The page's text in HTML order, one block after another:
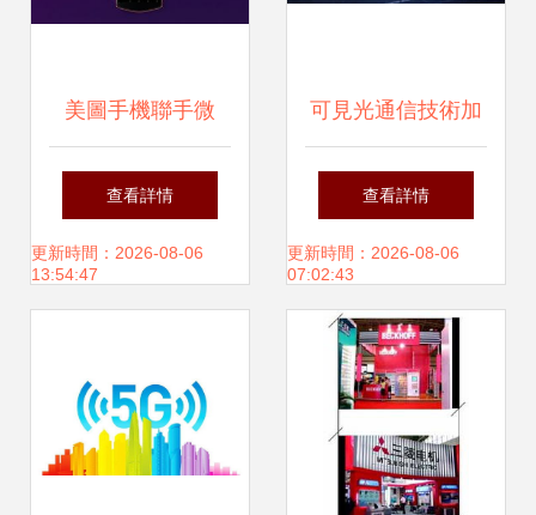
美圖手機聯手微
軟，以AI語音控制
重塑拍照體驗
查看詳情
更新時間：2026-08-06
13:54:47
可見光通信技術加
持 智慧家庭網絡有
望更加智慧
查看詳情
更新時間：2026-08-06
07:02:43